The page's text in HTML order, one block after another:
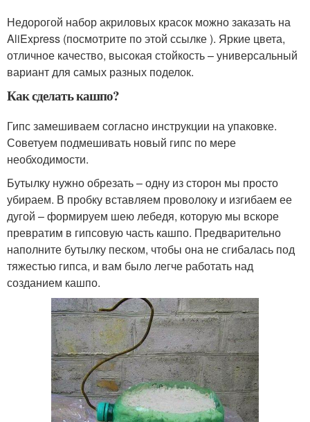
Недорогой набор акриловых красок можно заказать на
AliExpress (посмотрите по этой ссылке ). Яркие цвета,
отличное качество, высокая стойкость – универсальный
вариант для самых разных поделок.
Как сделать кашпо?
Гипс замешиваем согласно инструкции на упаковке.
Советуем подмешивать новый гипс по мере
необходимости.
Бутылку нужно обрезать – одну из сторон мы просто
убираем. В пробку вставляем проволоку и изгибаем ее
дугой – формируем шею лебедя, которую мы вскоре
превратим в гипсовую часть кашпо. Предварительно
наполните бутылку песком, чтобы она не сгибалась под
тяжестью гипса, и вам было легче работать над
созданием кашпо.